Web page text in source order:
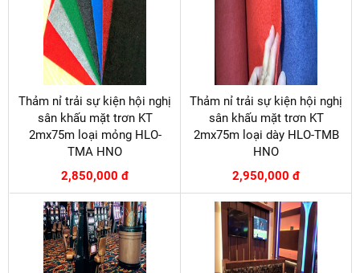
Thảm nỉ trải sự kiện hội nghị
sân khấu mặt trơn KT
2mx75m loại mỏng HLO-
TMA HNO
2,850,000 đ
Thảm nỉ trải sự kiện hội nghị
sân khấu mặt trơn KT
2mx75m loại dày HLO-TMB
HNO
2,950,000 đ